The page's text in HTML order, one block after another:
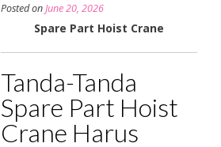
Posted onJune 20, 2026
Spare Part Hoist Crane
Tanda-Tanda
Spare Part Hoist
Crane Harus